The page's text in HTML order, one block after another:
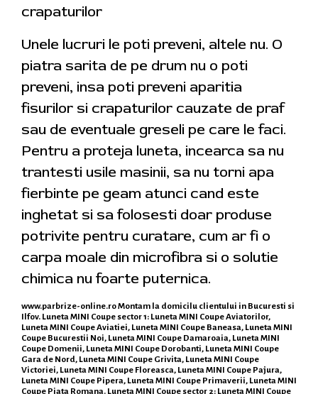
crapaturilor
Unele lucruri le poti preveni, altele nu. O
piatra sarita de pe drum nu o poti
preveni, insa poti preveni aparitia
fisurilor si crapaturilor cauzate de praf
sau de eventuale greseli pe care le faci.
Pentru a proteja luneta, incearca sa nu
trantesti usile masinii, sa nu torni apa
fierbinte pe geam atunci cand este
inghetat si sa folosesti doar produse
potrivite pentru curatare, cum ar fi o
carpa moale din microfibra si o solutie
chimica nu foarte puternica.
www.parbrize-online.roMontam la domicilu clientului in Bucuresti si
Ilfov. Luneta MINI Coupe sector 1: Luneta MINI Coupe Aviatorilor,
Luneta MINI Coupe Aviatiei, Luneta MINI Coupe Baneasa, Luneta MINI
Coupe Bucurestii Noi, Luneta MINI Coupe Damaroaia, Luneta MINI
Coupe Domenii, Luneta MINI Coupe Dorobanti, Luneta MINI Coupe
Gara de Nord, Luneta MINI Coupe Grivita, Luneta MINI Coupe
Victoriei, Luneta MINI Coupe Floreasca, Luneta MINI Coupe Pajura,
Luneta MINI Coupe Pipera, Luneta MINI Coupe Primaverii, Luneta MINI
Coupe Piata Romana. Luneta MINI Coupe sector 2: Luneta MINI Coupe